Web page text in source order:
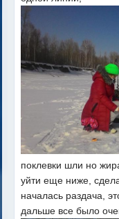
поклевки шли но
уйти еще ниже,
началась раздача,
дальше все было